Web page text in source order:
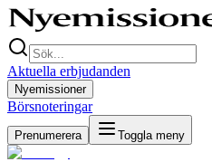
Aktuella erbjudanden
Nyemissioner
Börsnoteringar
Prenumerera Toggla meny